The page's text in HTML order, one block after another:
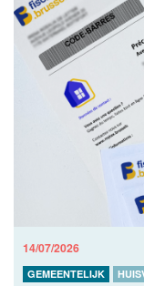
14/07/2026
GEMEENTELIJK